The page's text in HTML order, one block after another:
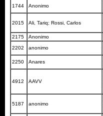
1744 Anonimo
2015 Ali, Tariq; Rossi, Carlos
2175 Anonimo
2202
anonimo
2250
Anares
4912 AAVV
5187 anonimo